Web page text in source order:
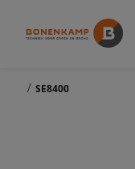
/ SE8400